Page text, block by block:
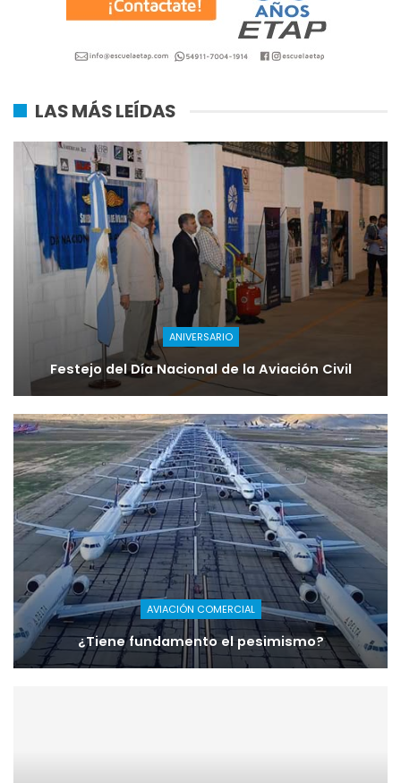
LAS MÁS LEÍDAS
ANIVERSARIO
Festejo del Día Nacional de la Aviación Civil
AVIACIÓN COMERCIAL
¿Tiene fundamento el pesimismo?